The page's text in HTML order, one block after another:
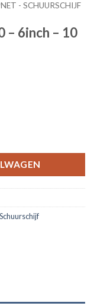
- SCHUURSCHIJF
– 6inch – 10